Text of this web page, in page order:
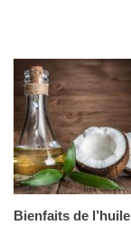
Bienfaits de